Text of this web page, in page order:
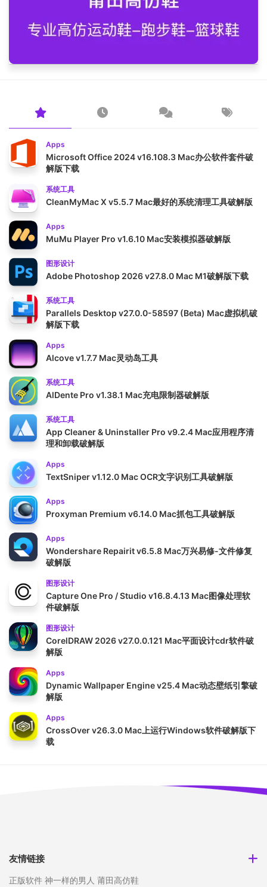
Apps
Microsoft Office 2024 v16.108.3 Mac办公软件套件破
解版下载
系统工具
CleanMyMac X v5.5.7 Mac最好的系统清理工具破解版
Apps
MuMu Player Pro v1.6.10 Mac安装模拟器破解版
图形设计
Adobe Photoshop 2026 v27.8.0 Mac M1破解版下载
系统工具
Parallels Desktop v27.0.0-58597 (Beta) Mac虚拟机破
解版下载
Apps
Alcove v1.7.7 Mac灵动岛工具
系统工具
AlDente Pro v1.38.1 Mac充电限制器破解版
系统工具
App Cleaner & Uninstaller Pro v9.2.4 Mac应用程序清
理和卸载破解版
Apps
TextSniper v1.12.0 Mac OCR文字识别工具破解版
Apps
Proxyman Premium v6.14.0 Mac抓包工具破解版
Apps
Wondershare Repairit v6.5.8 Mac万兴易修-文件修复
破解版
图形设计
Capture One Pro / Studio v16.8.4.13 Mac图像处理软
件破解版
图形设计
CorelDRAW 2026 v27.0.0.121 Mac平面设计cdr软件破
解版
Apps
Dynamic Wallpaper Engine v25.4 Mac动态壁纸引擎破
解版
Apps
CrossOver v26.3.0 Mac上运行Windows软件破解版下
载
友情链接
正版软件 神一样的男人 莆田高仿鞋